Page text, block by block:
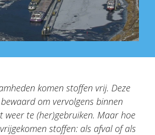
komen stoffen vrij. Deze
om vervolgens binnen
weer te (her)gebruiken. Maar hoe
stoffen: als afval of als